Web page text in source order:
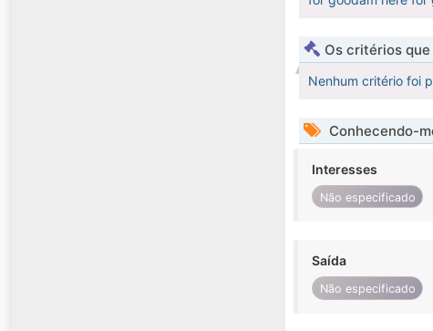
Os critérios
Nenhum critério foi
Conhecendo-
Interesses
Não especificado
Saída
Não especificado